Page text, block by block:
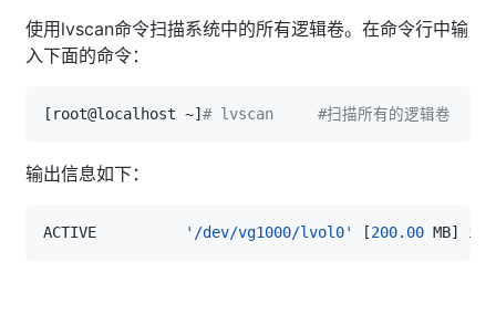
使用lvscan命令扫描系统中的所有逻辑卷。在命令行中输
入下面的命令：
[ root@localhost ~] # lvscan     #扫描所有的逻辑卷
输出信息如下：
ACTIVE '/dev/vg1000/lvol0' [200.00 MB]